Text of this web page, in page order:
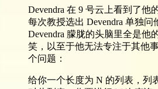
Devendra 在 9 号云上看到了他
每次教授选出 Devendra 单独问
Devendra 朦胧的头脑里全是他
笑，以至于他无法专注于其他
个问题：
给你一个长度为 N 的列表，列